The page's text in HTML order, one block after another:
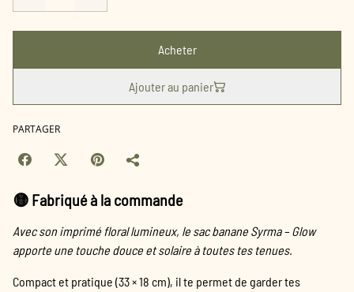
Acheter
Ajouter au panier
PARTAGER
🟡 Fabriqué à la commande
Avec son imprimé floral lumineux, le sac banane Syrma – Glow
apporte une touche douce et solaire à toutes tes tenues.
Compact et pratique (33 × 18 cm), il te permet de garder tes